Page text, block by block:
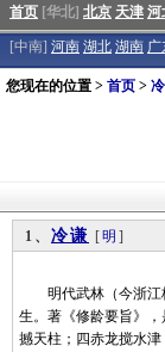
首页 [华北] 北京 天津 河
[中南] 河南 湖北 湖南 广
您现在的位置 > 首页 >
1、 冷谦 [明 ]
明代武林（今浙江杭
生。著《修龄要旨》
撼天柱；四赤龙搅水